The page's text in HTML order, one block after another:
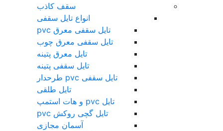
سقف کاذب
انواع تایل سقفی
تایل سقفی معرق pvc
تایل سقفی معرق چوب
تایل معرق پتینه
تایل سقفی پتینه
تایل سقفی pvc طرحدار
تایل طلقی
تایل pvc و هات استمپ
تایل گچی روکش pvc
آسمان مجازی